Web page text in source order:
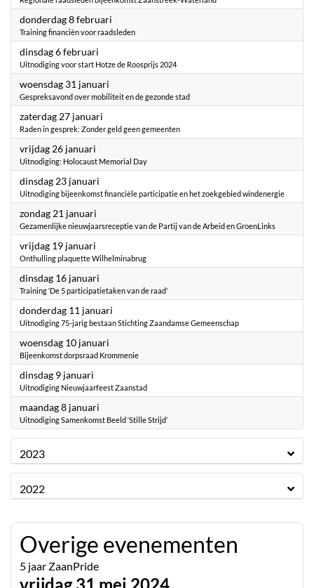
donderdag 8 februari
Training financiën voor raadsleden
dinsdag 6 februari
Uitnodiging voor start Hotze de Roosprijs 2024
woensdag 31 januari
Gespreksavond over mobiliteit en de gezonde stad
zaterdag 27 januari
Raden in gesprek: Zonder geld geen gemeenten
vrijdag 26 januari
Uitnodiging: Holocaust Memorial Day
dinsdag 23 januari
Uitnodiging bijeenkomst financiële participatie en het zoekgebied windenergie
zondag 21 januari
Gezamenlijke nieuwjaarsreceptie van de Partij van de Arbeid en GroenLinks
vrijdag 19 januari
Onthulling plaquette Wilhelminabrug
dinsdag 16 januari
Training ‘De 5 participatietaken van de raad’
donderdag 11 januari
Uitnodiging 75-jarig bestaan Stichting Zaandamse Gemeenschap
woensdag 10 januari
Bijeenkomst dorpsraad Krommenie
dinsdag 9 januari
Uitnodiging Nieuwjaarfeest Zaanstad
maandag 8 januari
Uitnodiging Samenkomst Beeld ‘Stille Strijd’
2023
2022
Overige evenementen
5 jaar ZaanPride